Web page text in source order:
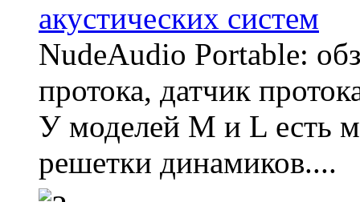
акустических систем
NudeAudio Portable:
протока, датчик
У моделей M и L есть
решетки динамиков....